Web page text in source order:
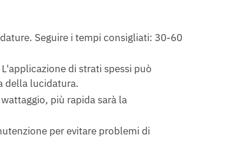
Seguire i tempi consigliati: 30-60
di strati spessi può
della lucidatura.
più rapida sarà la
per evitare problemi di